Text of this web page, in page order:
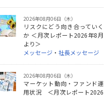
2026年08月06日（木）
リスクにどう向き合っていく
か ＜月次レポート2026年8月
より＞
メッセージ ・ 社長メッセージ
2026年08月06日（木）
マーケット動向・ファンド運
用状況 ＜月次レポート2026